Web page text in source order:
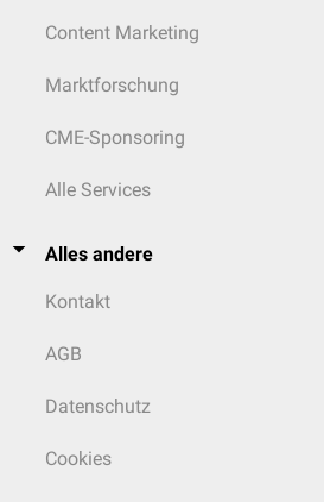
Content Marketing
Marktforschung
CME-Sponsoring
Alle Services
Alles andere
Kontakt
AGB
Datenschutz
Cookies